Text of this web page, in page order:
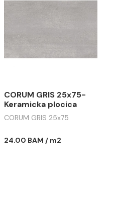
CORUM GRIS 25x75-
Keramicka plocica
CORUM GRIS 25x75
24.00 BAM / m2